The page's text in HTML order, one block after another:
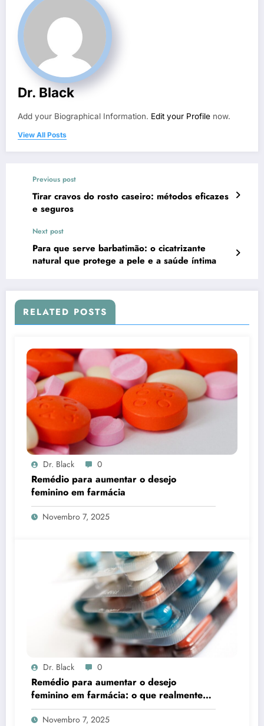
Dr. Black
Add your Biographical Information. Edit your Profile now.
View All Posts
Previous post
Tirar cravos do rosto caseiro: métodos eficazes
e seguros
Next post
Para que serve barbatimão: o cicatrizante
natural que protege a pele e a saúde íntima
RELATED POSTS
Dr. Black 0
Remédio para aumentar o desejo
feminino em farmácia
Novembro 7, 2025
Dr. Black 0
Remédio para aumentar o desejo
feminino em farmácia: o que realmente
funciona
Novembro 7, 2025